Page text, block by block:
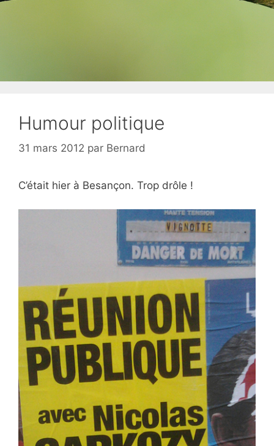
Humour politique
31 mars 2012 par Bernard
C’était hier à Besançon. Trop drôle !